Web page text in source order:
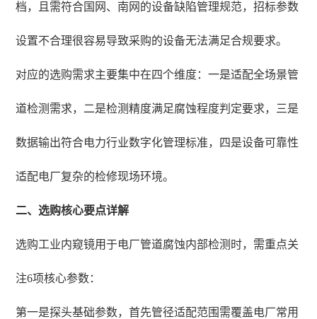
档，且需符合国网、南网的设备缺陷管理规范，招标参数
设置不合理很容易导致采购的设备无法满足合规要求。
对应的选购需求主要集中在四个维度：一是适配全场景管
道检测需求，二是检测精度满足腐蚀程度判定要求，三是
数据输出符合电力行业数字化管理标准，四是设备可靠性
适配电厂复杂的检修现场环境。
二、选购核心要点详解
选购工业内窥镜用于电厂管道腐蚀内部检测时，需重点关
注6项核心参数：
第一是探头基础参数，首先管径适配范围需覆盖电厂常用